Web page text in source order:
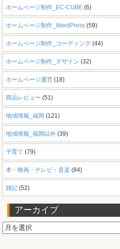
ホームページ制作_EC-CUBE (6)
ホームページ制作_WordPress (59)
ホームページ制作_コーディング (44)
ホームページ制作_デザイン (32)
ホームページ運営 (18)
商品レビュー (51)
地域情報_福岡 (121)
地域情報_福岡以外 (39)
子育て (79)
本・映画・テレビ・音楽 (84)
雑記 (52)
アーカイブ
ア
ー